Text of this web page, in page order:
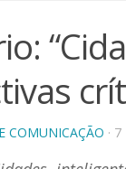
COMUNICAÇÃO ·